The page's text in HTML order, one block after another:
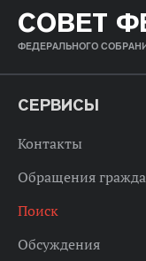
СОВЕТ
ФЕДЕРАЛЬНОГО
СЕРВИСЫ
Контакты
Обращения
Поиск
Обсуждения